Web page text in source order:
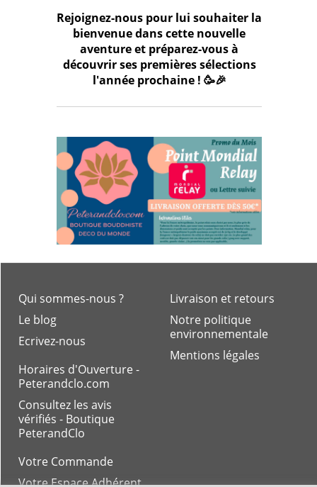
Rejoignez-nous pour lui souhaiter la
bienvenue dans cette nouvelle
aventure et préparez-vous à
découvrir ses premières sélections
l'année prochaine ! 🥳🎉
Livraison et retours
Notre politique
environnementale
Mentions légales
Qui sommes-nous ?
Le blog
Ecrivez-nous
Horaires d'Ouverture -
Peterandclo.com
Consultez les avis
vérifiés - Boutique
PeterandClo
Votre Commande
Votre Espace Adhérent